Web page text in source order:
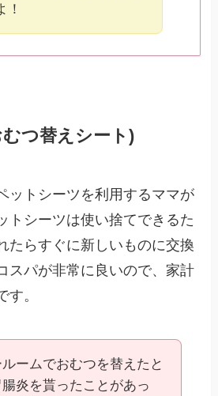
！
つ替えシート)
ットシーツを利用するママが
トシーツは使い捨てできるた
たらすぐに新しいものに交換
スパが非常に良いので、家計
す。
ームでおむつを替えたと
腸炎を貰ったことがあっ